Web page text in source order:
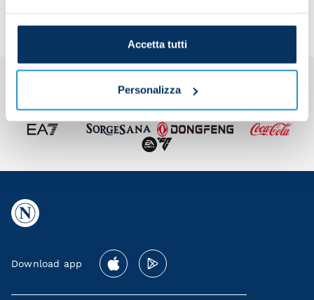
Accetta tutti
Personalizza
Download app